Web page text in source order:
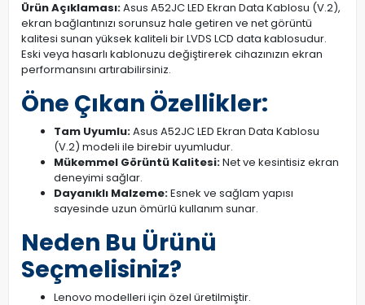
Ürün Açıklaması:Asus A52JC LED Ekran Data Kablosu (V.2),
ekran bağlantınızı sorunsuz hale getiren ve net görüntü
kalitesi sunan yüksek kaliteli bir LVDS LCD data kablosudur.
Eski veya hasarlı kablonuzu değiştirerek cihazınızın ekran
performansını artırabilirsiniz.
Öne Çıkan Özellikler:
Tam Uyumlu:Asus A52JC LED Ekran Data Kablosu
(V.2) modeli ile birebir uyumludur.
Mükemmel Görüntü Kalitesi:Net ve kesintisiz ekran
deneyimi sağlar.
Dayanıklı Malzeme:Esnek ve sağlam yapısı
sayesinde uzun ömürlü kullanım sunar.
Neden Bu Ürünü
Seçmelisiniz?
Lenovo modelleri için özel üretilmiştir.